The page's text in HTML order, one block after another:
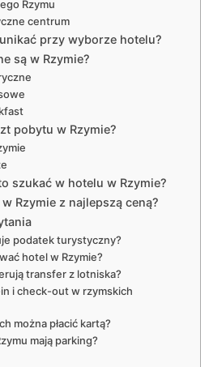
Rzymu
centrum
przy wyborze hotelu?
są w Rzymie?
pobytu w Rzymie?
szukać w hotelu w Rzymie?
Rzymie z najlepszą ceną?
podatek turystyczny?
hotel w Rzymie?
transfer z lotniska?
i check-out w rzymskich
można płacić kartą?
mają parking?